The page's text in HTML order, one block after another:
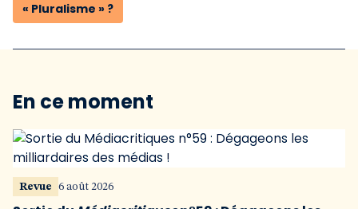
« Pluralisme » ?
En ce moment
Revue 6 août 2026